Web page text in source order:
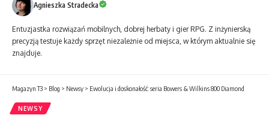
Agnieszka Stradecka
Entuzjastka rozwiązań mobilnych, dobrej herbaty i gier RPG. Z inżynierską
precyzją testuje każdy sprzęt niezależnie od miejsca, w którym aktualnie się
znajduje.
Magazyn T3 > Blog > Newsy > Ewolucja i doskonałość: seria Bowers & Wilkins 800 Diamond
NEWSY